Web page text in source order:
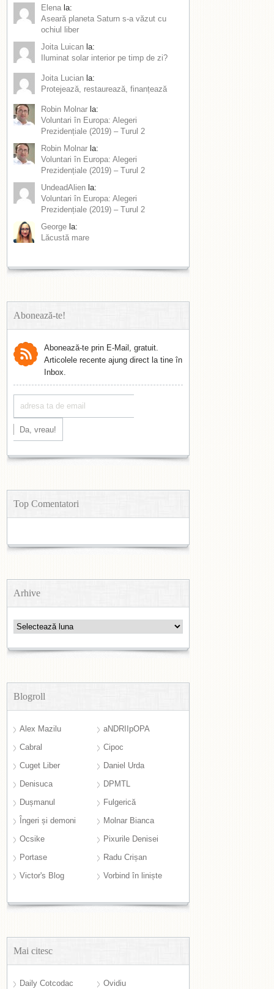
Elena la:
Aseară planeta Saturn s-a văzut cu
ochiul liber
Joita Luican la:
Iluminat solar interior pe timp de zi?
Joita Lucian la:
Protejează, restaurează, finanțează
Robin Molnar la:
Voluntari în Europa: Alegeri
Prezidențiale (2019) – Turul 2
Robin Molnar la:
Voluntari în Europa: Alegeri
Prezidențiale (2019) – Turul 2
UndeadAlien la:
Voluntari în Europa: Alegeri
Prezidențiale (2019) – Turul 2
George la:
Lăcustă mare
Abonează-te!
Abonează-te prin E-Mail, gratuit.
Articolele recente ajung direct la tine în
Inbox.
Top Comentatori
Arhive
Arhive
Blogroll
Alex Mazilu
aNDRIIpOPA
Cabral
Cipoc
Cuget Liber
Daniel Urda
Denisuca
DPMTL
Dușmanul
Fulgerică
Îngeri și demoni
Molnar Bianca
Ocsike
Pixurile Denisei
Portase
Radu Crișan
Victor's Blog
Vorbind în liniște
Mai citesc
Daily Cotcodac
Ovidiu